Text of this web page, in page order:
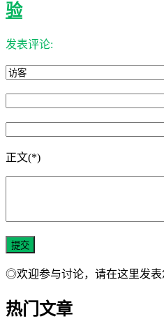
验
发表评论:
正文(*)
◎欢迎参与讨论，请在这里发表
热门文章